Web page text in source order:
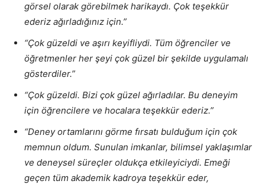
görsel olarak görebilmek harikaydı. Çok teşekkür
ederiz ağırladığınız için.”
“Çok güzeldi ve aşırı keyifliydi. Tüm öğrenciler ve
öğretmenler her şeyi çok güzel bir şekilde uygulamalı
gösterdiler.”
“Çok güzeldi. Bizi çok güzel ağırladılar. Bu deneyim
için öğrencilere ve hocalara teşekkür ederiz.”
“Deney ortamlarını görme fırsatı bulduğum için çok
memnun oldum. Sunulan imkanlar, bilimsel yaklaşımlar
ve deneysel süreçler oldukça etkileyiciydi. Emeği
geçen tüm akademik kadroya teşekkür eder,